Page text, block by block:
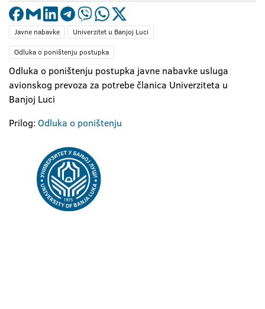
Javne nabavke
Univerzitet u Banjoj Luci
Odluka o poništenju postupka
Odluka o poništenju postupka javne nabavke usluga
avionskog prevoza za potrebe članica Univerziteta u
Banjoj Luci
Prilog: Odluka o poništenju